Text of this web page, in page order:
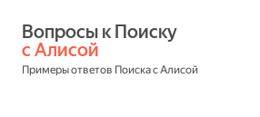
с Алисой
Примеры ответов Поиска с Алисой